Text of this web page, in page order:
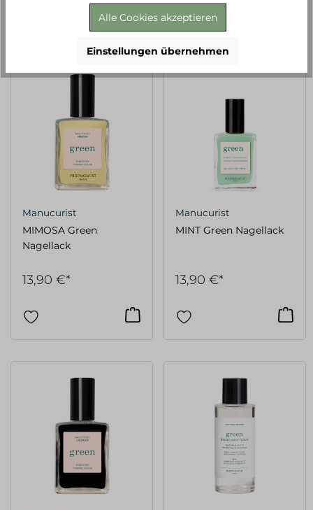
Manucurist
MIMOSA Green
Nagellack
13,90 €*
Manucurist
MINT Green Nagellack
13,90 €*
Alle Cookies akzeptieren
Einstellungen übernehmen